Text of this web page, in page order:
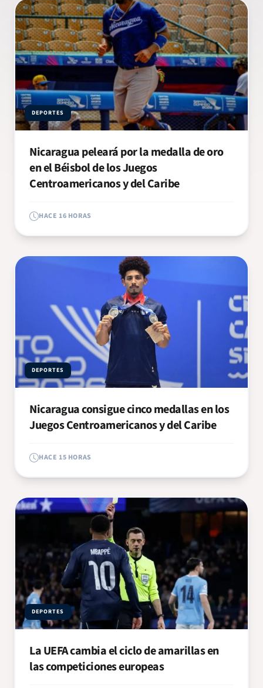
DEPORTES
Nicaragua peleará por la medalla de oro
en el Béisbol de los Juegos
Centroamericanos y del Caribe
HACE 16 HORAS
DEPORTES
Nicaragua consigue cinco medallas en los
Juegos Centroamericanos y del Caribe
HACE 15 HORAS
DEPORTES
La UEFA cambia el ciclo de amarillas en
las competiciones europeas